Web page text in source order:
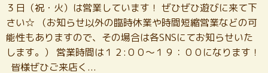
３日（祝・火）は営業しています！ ぜひぜひ遊びに来て下
さい☆ （お知らせ以外の臨時休業や時間短縮営業などの可
能性もありますので、その場合は各SNSにてお知らせいた
します。） 営業時間は１２:００～１９：００になります！
皆様ぜひご来店く...